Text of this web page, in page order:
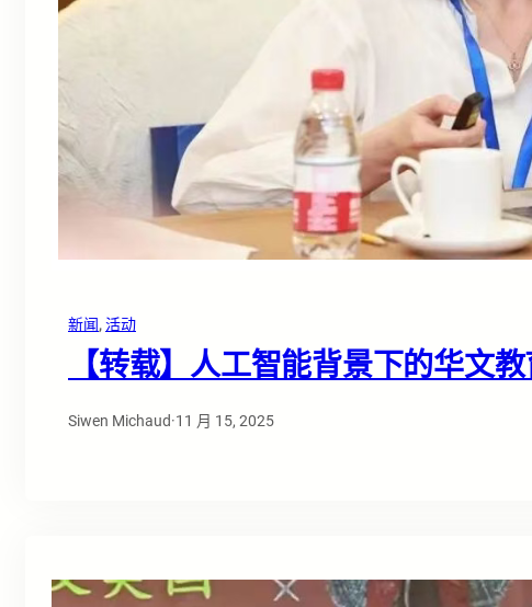
新闻, 活动
【转载】人工智能背景下的华文
Siwen Michaud·11 月 15, 2025